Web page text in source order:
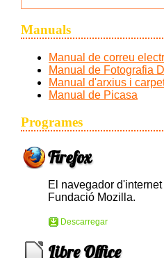
Manuals
Manual de correu
Manual de Fotografia
Manual d'arxius i
Manual de Picasa
Programes
Firefox
El navegador
Fundació Mozilla.
Descarregar
Libre Office